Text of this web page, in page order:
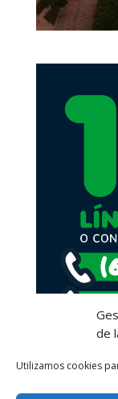
de
Utilizamos cookies